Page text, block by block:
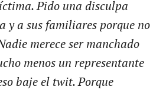
Pido una disculpa
y a sus familiares porque no
merece ser manchado
menos un representante
baje el twit. Porque